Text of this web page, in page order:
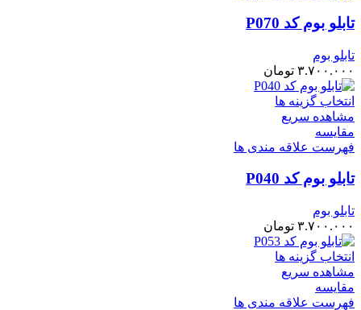
تابلو بوم کد P070
تابلو بوم
۳.۷۰۰.۰۰۰ تومان
انتخاب گزینه ها
مشاهده سریع
مقایسه
فهرست علاقه مندی ها
تابلو بوم کد P040
تابلو بوم
۳.۷۰۰.۰۰۰ تومان
انتخاب گزینه ها
مشاهده سریع
مقایسه
فهرست علاقه مندی ها